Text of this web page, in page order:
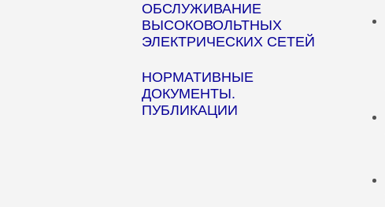
ОБСЛУЖИВАНИЕ
ВЫСОКОВОЛЬТНЫХ
ЭЛЕКТРИЧЕСКИХ СЕТЕЙ
НОРМАТИВНЫЕ
ДОКУМЕНТЫ.
ПУБЛИКАЦИИ